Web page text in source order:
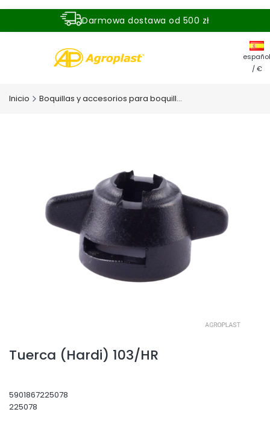
Darmowa dostawa od 500 zł
español
/ €
Inicio Boquillas y accesorios para boquillas
Tuerca (Hardi) 103/HR
5901867225078
225078